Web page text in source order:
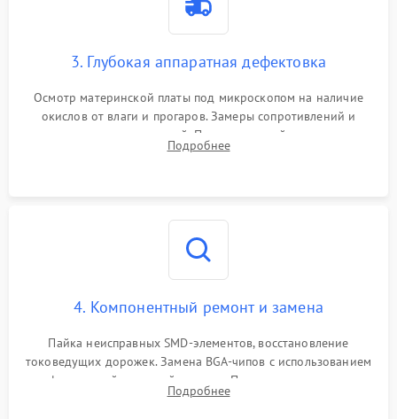
3. Глубокая аппаратная дефектовка
Осмотр материнской платы под микроскопом на наличие
окислов от влаги и прогаров. Замеры сопротивлений и
дежурных напряжений. Проверка цепей питания,
мультиконтроллера, процессора и видеочипа.
Подробнее
4. Компонентный ремонт и замена
Пайка неисправных SMD-элементов, восстановление
токоведущих дорожек. Замена BGA-чипов с использованием
инфракрасной паяльной станции. Прошивка микросхемы
BIOS или замена поврежденных портов USB
Подробнее